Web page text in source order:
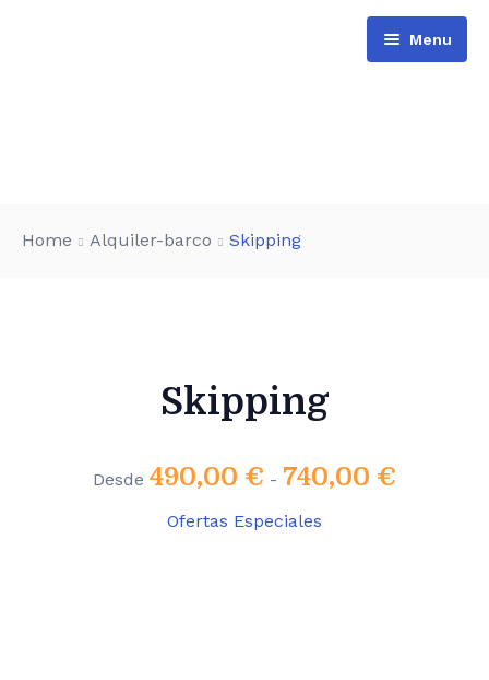
Menu
Home Alquiler-barco Skipping
Skipping
Desde 490,00 € - 740,00 €
Ofertas Especiales